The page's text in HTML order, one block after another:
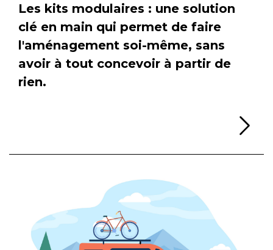
Les kits modulaires : une solution
clé en main qui permet de faire
l'aménagement soi-même, sans
avoir à tout concevoir à partir de
rien.